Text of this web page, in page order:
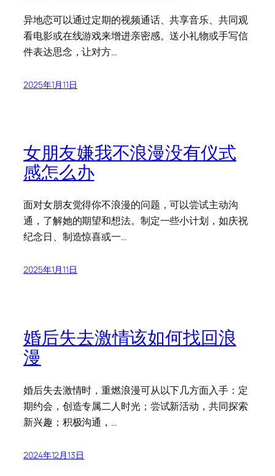
异地恋可以通过定期的视频通话、共享音乐、共同观
看电影或在线游戏来增进亲密感。送小礼物或手写信
件表达思念，让对方…
2025年1月11日
女朋友嫌我不浪漫没有仪式
感怎么办
面对女朋友觉得你不浪漫的问题，可以尝试主动沟
通，了解她的期望和想法。制定一些小计划，如庆祝
纪念日、制造惊喜或一…
2025年1月11日
婚后失去激情该如何找回浪
漫
婚后失去激情时，重燃浪漫可从以下几方面入手：定
期约会，创造专属二人时光；尝试新活动，共同探索
新兴趣；积极沟通，…
2024年12月13日